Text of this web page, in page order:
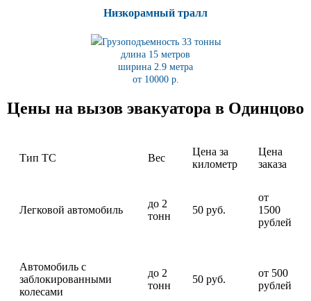
Низкорамный тралл
Грузоподъемность 33 тонны
длина 15 метров
ширина 2.9 метра
от 10000 р.
Цены на вызов эвакуатора в Одинцово
Тип ТС Вес
Цена за
километр
Цена
заказа
Легковой автомобиль
до 2
тонн
50 руб.
от
1500
рублей
Автомобиль с
заблокированными
колесами
до 2
тонн
50 руб.
от 500
рублей